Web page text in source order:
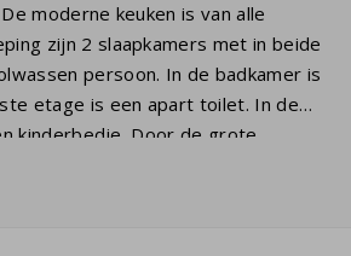
moderne keuken is van alle
zijn 2 slaapkamers met in beide
persoon. In de badkamer is
etage is een apart toilet. In de
kinderbedje. Door de grote